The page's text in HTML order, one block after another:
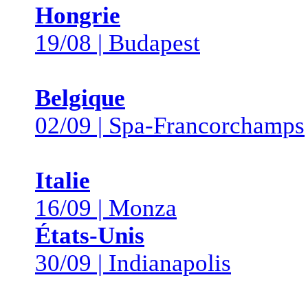
Hongrie
19/08 | Budapest
Belgique
02/09 | Spa-Francorchamps
Italie
16/09 | Monza
États-Unis
30/09 | Indianapolis